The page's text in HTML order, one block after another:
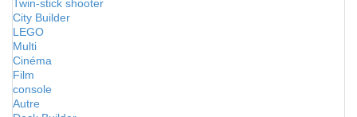
Twin-stick shooter
City Builder
LEGO
Multi
Cinéma
Film
console
Autre